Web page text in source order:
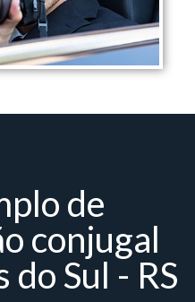
de
conjugal
Sul - RS